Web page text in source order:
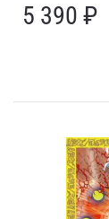
5 390 ₽